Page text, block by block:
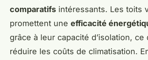
comparatifs intéressants. Les toits
promettent une efficacité
grâce à leur capacité d’isolation, ce
réduire les coûts de climatisation.